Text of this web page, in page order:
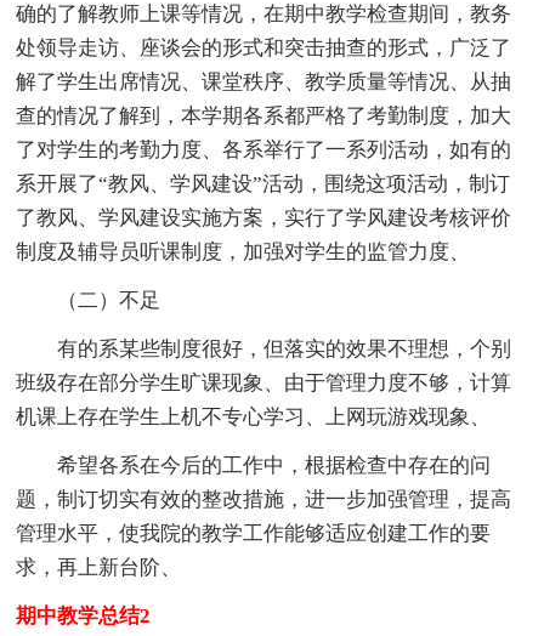
确的了解教师上课等情况，在期中教学检查期间，教务
处领导走访、座谈会的形式和突击抽查的形式，广泛了
解了学生出席情况、课堂秩序、教学质量等情况、从抽
查的情况了解到，本学期各系都严格了考勤制度，加大
了对学生的考勤力度、各系举行了一系列活动，如有的
系开展了“教风、学风建设”活动，围绕这项活动，制订
了教风、学风建设实施方案，实行了学风建设考核评价
制度及辅导员听课制度，加强对学生的监管力度、
（二）不足
有的系某些制度很好，但落实的效果不理想，个别
班级存在部分学生旷课现象、由于管理力度不够，计算
机课上存在学生上机不专心学习、上网玩游戏现象、
希望各系在今后的工作中，根据检查中存在的问
题，制订切实有效的整改措施，进一步加强管理，提高
管理水平，使我院的教学工作能够适应创建工作的要
求，再上新台阶、
期中教学总结2